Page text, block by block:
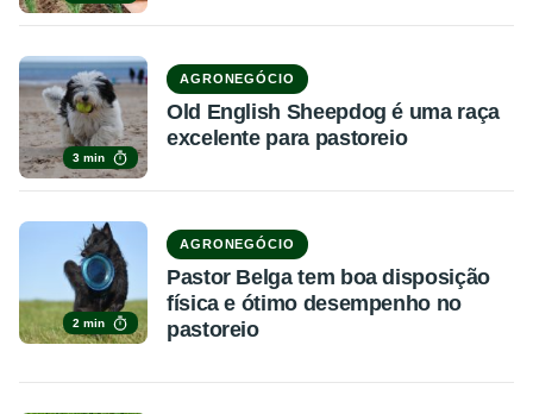
3 min
AGRONEGÓCIO
Old English Sheepdog é uma raça
excelente para pastoreio
2 min
AGRONEGÓCIO
Pastor Belga tem boa disposição
física e ótimo desempenho no
pastoreio